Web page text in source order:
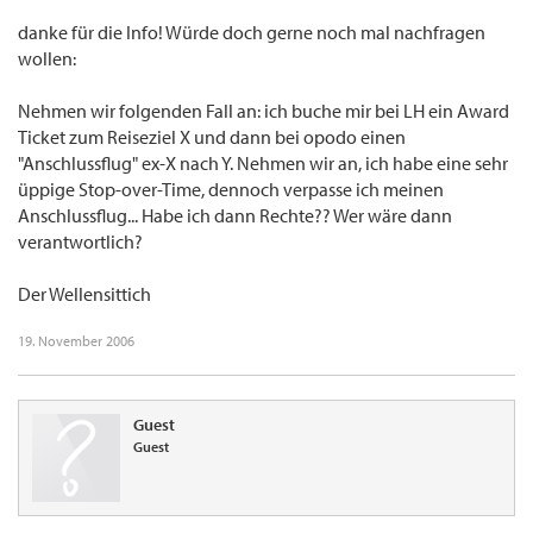
danke für die Info! Würde doch gerne noch mal nachfragen
wollen:
Nehmen wir folgenden Fall an: ich buche mir bei LH ein Award
Ticket zum Reiseziel X und dann bei opodo einen
"Anschlussflug" ex-X nach Y. Nehmen wir an, ich habe eine sehr
üppige Stop-over-Time, dennoch verpasse ich meinen
Anschlussflug... Habe ich dann Rechte?? Wer wäre dann
verantwortlich?
Der Wellensittich
19. November 2006
Guest
Guest